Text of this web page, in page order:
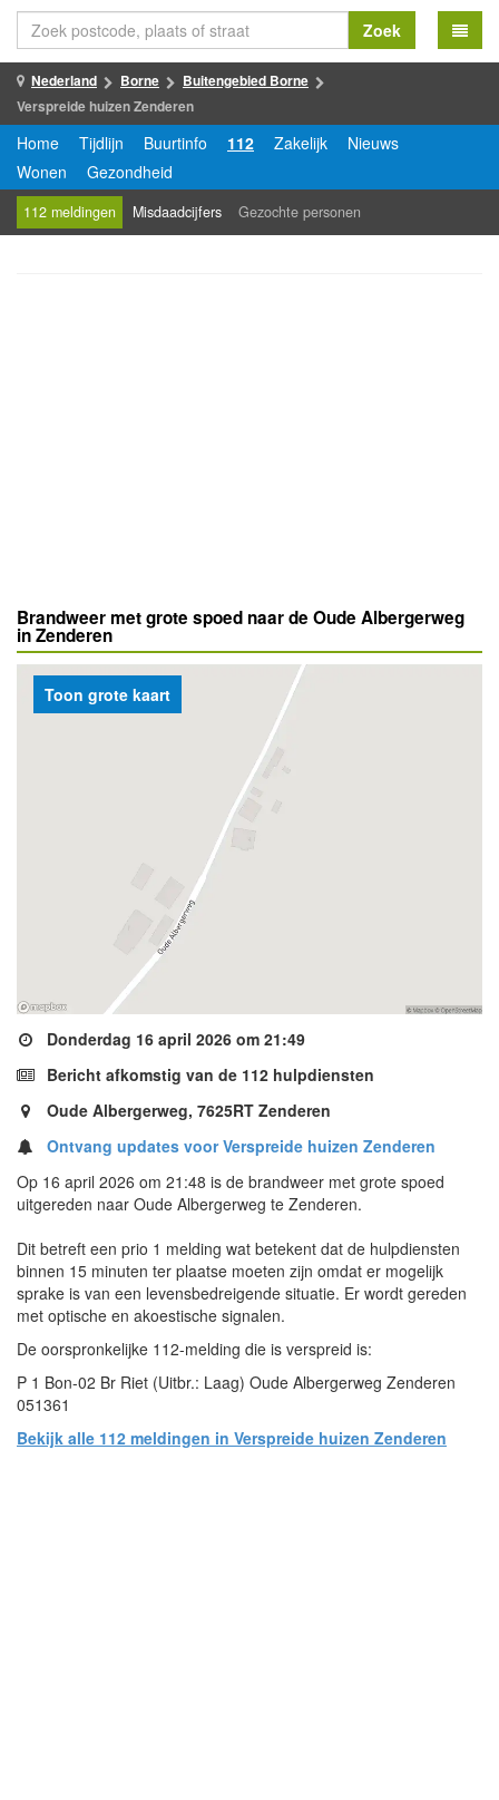
Zoek
Nederland Borne
Buitengebied Borne
Verspreide huizen Zenderen
Home Tijdlijn Buurtinfo 112 Zakelijk
Nieuws
Wonen
Gezondheid
112 meldingen Misdaadcijfers Gezochte personen
Brandweer met grote spoed naar de Oude Albergerweg
in Zenderen
Donderdag 16 april 2026 om 21:49
Bericht afkomstig van de 112 hulpdiensten
Oude Albergerweg, 7625RT Zenderen
Ontvang updates voor Verspreide huizen Zenderen
Op 16 april 2026 om 21:48 is de brandweer met grote spoed
uitgereden naar Oude Albergerweg te Zenderen.
Dit betreft een prio 1 melding wat betekent dat de hulpdiensten
binnen 15 minuten ter plaatse moeten zijn omdat er mogelijk
sprake is van een levensbedreigende situatie. Er wordt gereden
met optische en akoestische signalen.
De oorspronkelijke 112-melding die is verspreid is:
P 1 Bon-02 Br Riet (Uitbr.: Laag) Oude Albergerweg Zenderen
051361
Bekijk alle 112 meldingen in Verspreide huizen Zenderen
Toon grote kaart